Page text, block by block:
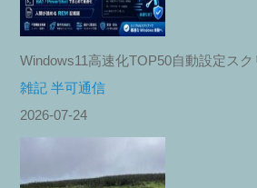
Windows11高速化TOP50自動設定ス
雑記 半可通信
2026-07-24